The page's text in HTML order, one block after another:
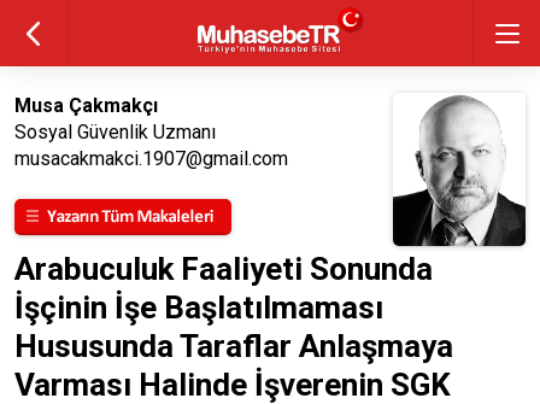
Musa Çakmakçı
Sosyal Güvenlik Uzmanı
musacakmakci.1907@gmail.com
Arabuculuk Faaliyeti Sonunda
İşçinin İşe Başlatılmaması
Hususunda Taraflar Anlaşmaya
Varması Halinde İşverenin SGK